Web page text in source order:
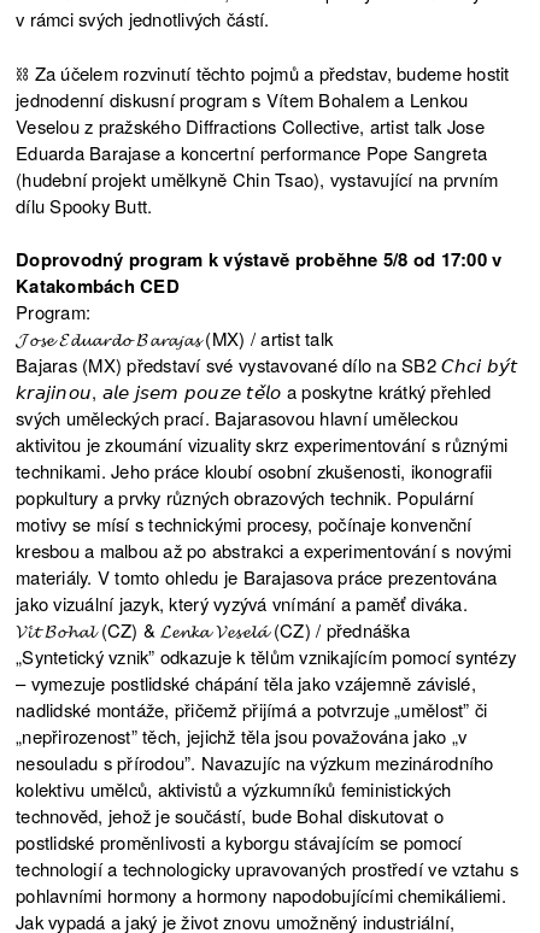
v rámci svých jednotlivých částí.
⛓️ Za účelem rozvinutí těchto pojmů a představ, budeme hostit
jednodenní diskusní program s Vítem Bohalem a Lenkou
Veselou z pražského Diffractions Collective, artist talk Jose
Eduarda Barajase a koncertní performance Pope Sangreta
(hudební projekt umělkyně Chin Tsao), vystavující na prvním
dílu Spooky Butt.
Doprovodný program k výstavě proběhne 5/8 od 17:00 v
Katakombách CED
Program:
𝓙𝓸𝓼𝓮 𝓔𝓭𝓾𝓪𝓻𝓭𝓸 𝓑𝓪𝓻𝓪𝓳𝓪𝓼 (MX) / artist talk
Bajaras (MX) představí své vystavované dílo na SB2 𝘊𝘩𝘤𝘪 𝘣𝘺́𝘵
𝘬𝘳𝘢𝘫𝘪𝘯𝘰𝘶, 𝘢𝘭𝘦 𝘫𝘴𝘦𝘮 𝘱𝘰𝘶𝘻𝘦 𝘵𝘦̌𝘭𝘰 a poskytne krátký přehled
svých uměleckých prací. Bajarasovou hlavní uměleckou
aktivitou je zkoumání vizuality skrz experimentování s různými
technikami. Jeho práce kloubí osobní zkušenosti, ikonografii
popkultury a prvky různých obrazových technik. Populární
motivy se mísí s technickými procesy, počínaje konvenční
kresbou a malbou až po abstrakci a experimentování s novými
materiály. V tomto ohledu je Barajasova práce prezentována
jako vizuální jazyk, který vyzývá vnímání a paměť diváka.
𝓥𝓲́𝓽 𝓑𝓸𝓱𝓪𝓵 (CZ) & 𝓛𝓮𝓷𝓴𝓪 𝓥𝓮𝓼𝓮𝓵𝓪́ (CZ) / přednáška
„Syntetický vznik” odkazuje k tělům vznikajícím pomocí syntézy
– vymezuje postlidské chápání těla jako vzájemně závislé,
nadlidské montáže, přičemž přijímá a potvrzuje „umělost” či
„nepřirozenost” těch, jejichž těla jsou považována jako „v
nesouladu s přírodou”. Navazujíc na výzkum mezinárodního
kolektivu umělců, aktivistů a výzkumníků feministických
technověd, jehož je součástí, bude Bohal diskutovat o
postlidské proměnlivosti a kyborgu stávajícím se pomocí
technologií a technologicky upravovaných prostředí ve vztahu s
pohlavními hormony a hormony napodobujícími chemikáliemi.
Jak vypadá a jaký je život znovu umožněný industriální,